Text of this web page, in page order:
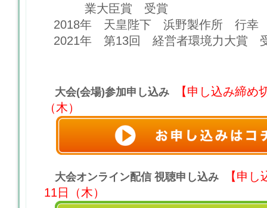
業大臣賞 受賞
2018年 天皇陛下 浜野製作所 行幸
2021年 第13回 経営者環境力大賞
大会(会場)参加申し込み
【申し込み締め
（木）
大会オンライン配信 視聴申し込み
【申
11日（木）